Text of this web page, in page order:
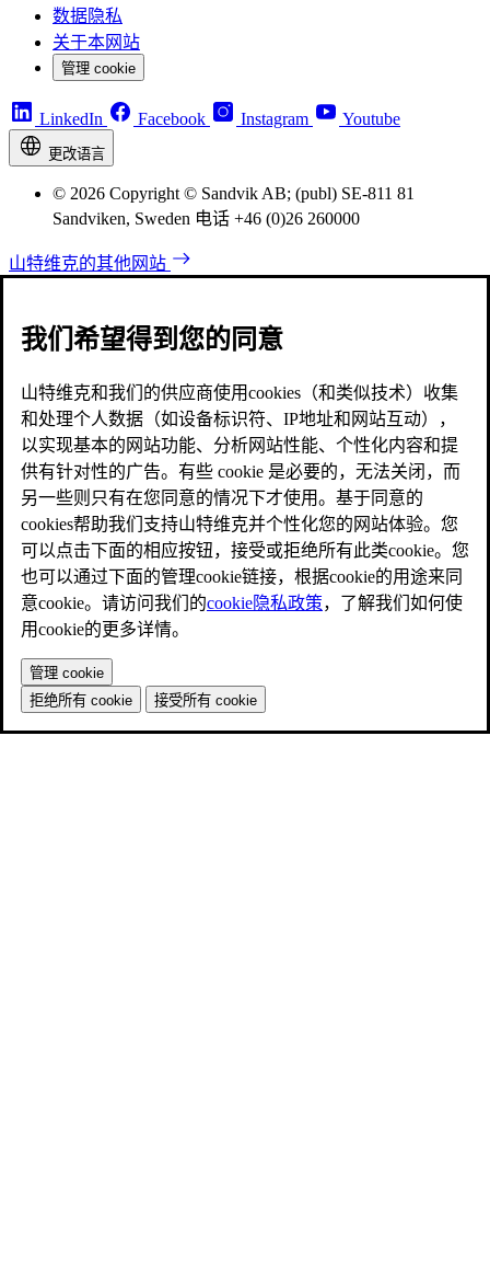
数据隐私
关于本网站
管理 cookie
LinkedIn Facebook Instagram Youtube
更改语言
© 2026 Copyright © Sandvik AB; (publ) SE-811 81
Sandviken, Sweden 电话 +46 (0)26 260000
山特维克的其他网站
我们希望得到您的同意
山特维克和我们的供应商使用cookies（和类似技术）收集
和处理个人数据（如设备标识符、IP地址和网站互动），
以实现基本的网站功能、分析网站性能、个性化内容和提
供有针对性的广告。有些 cookie 是必要的，无法关闭，而
另一些则只有在您同意的情况下才使用。基于同意的
cookies帮助我们支持山特维克并个性化您的网站体验。您
可以点击下面的相应按钮，接受或拒绝所有此类cookie。您
也可以通过下面的管理cookie链接，根据cookie的用途来同
意cookie。请访问我们的cookie隐私政策，了解我们如何使
用cookie的更多详情。
管理 cookie
拒绝所有 cookie
接受所有 cookie